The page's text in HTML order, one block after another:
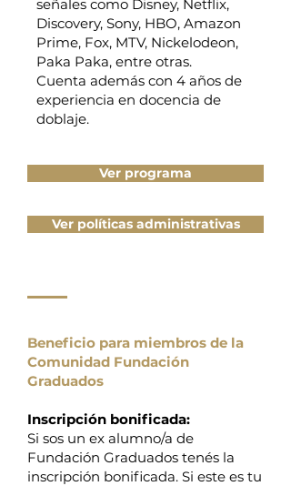
señales como Disney, Netflix,
Discovery, Sony, HBO, Amazon
Prime, Fox, MTV, Nickelodeon,
Paka Paka, entre otras.
Cuenta además con 4 años de
experiencia en docencia de
doblaje.
Ver programa
Ver políticas administrativas
Beneficio para miembros de la
Comunidad Fundación
Graduados
Inscripción bonificada:
Si sos un ex alumno/a de
Fundación Graduados tenés la
inscripción bonificada. Si este es tu